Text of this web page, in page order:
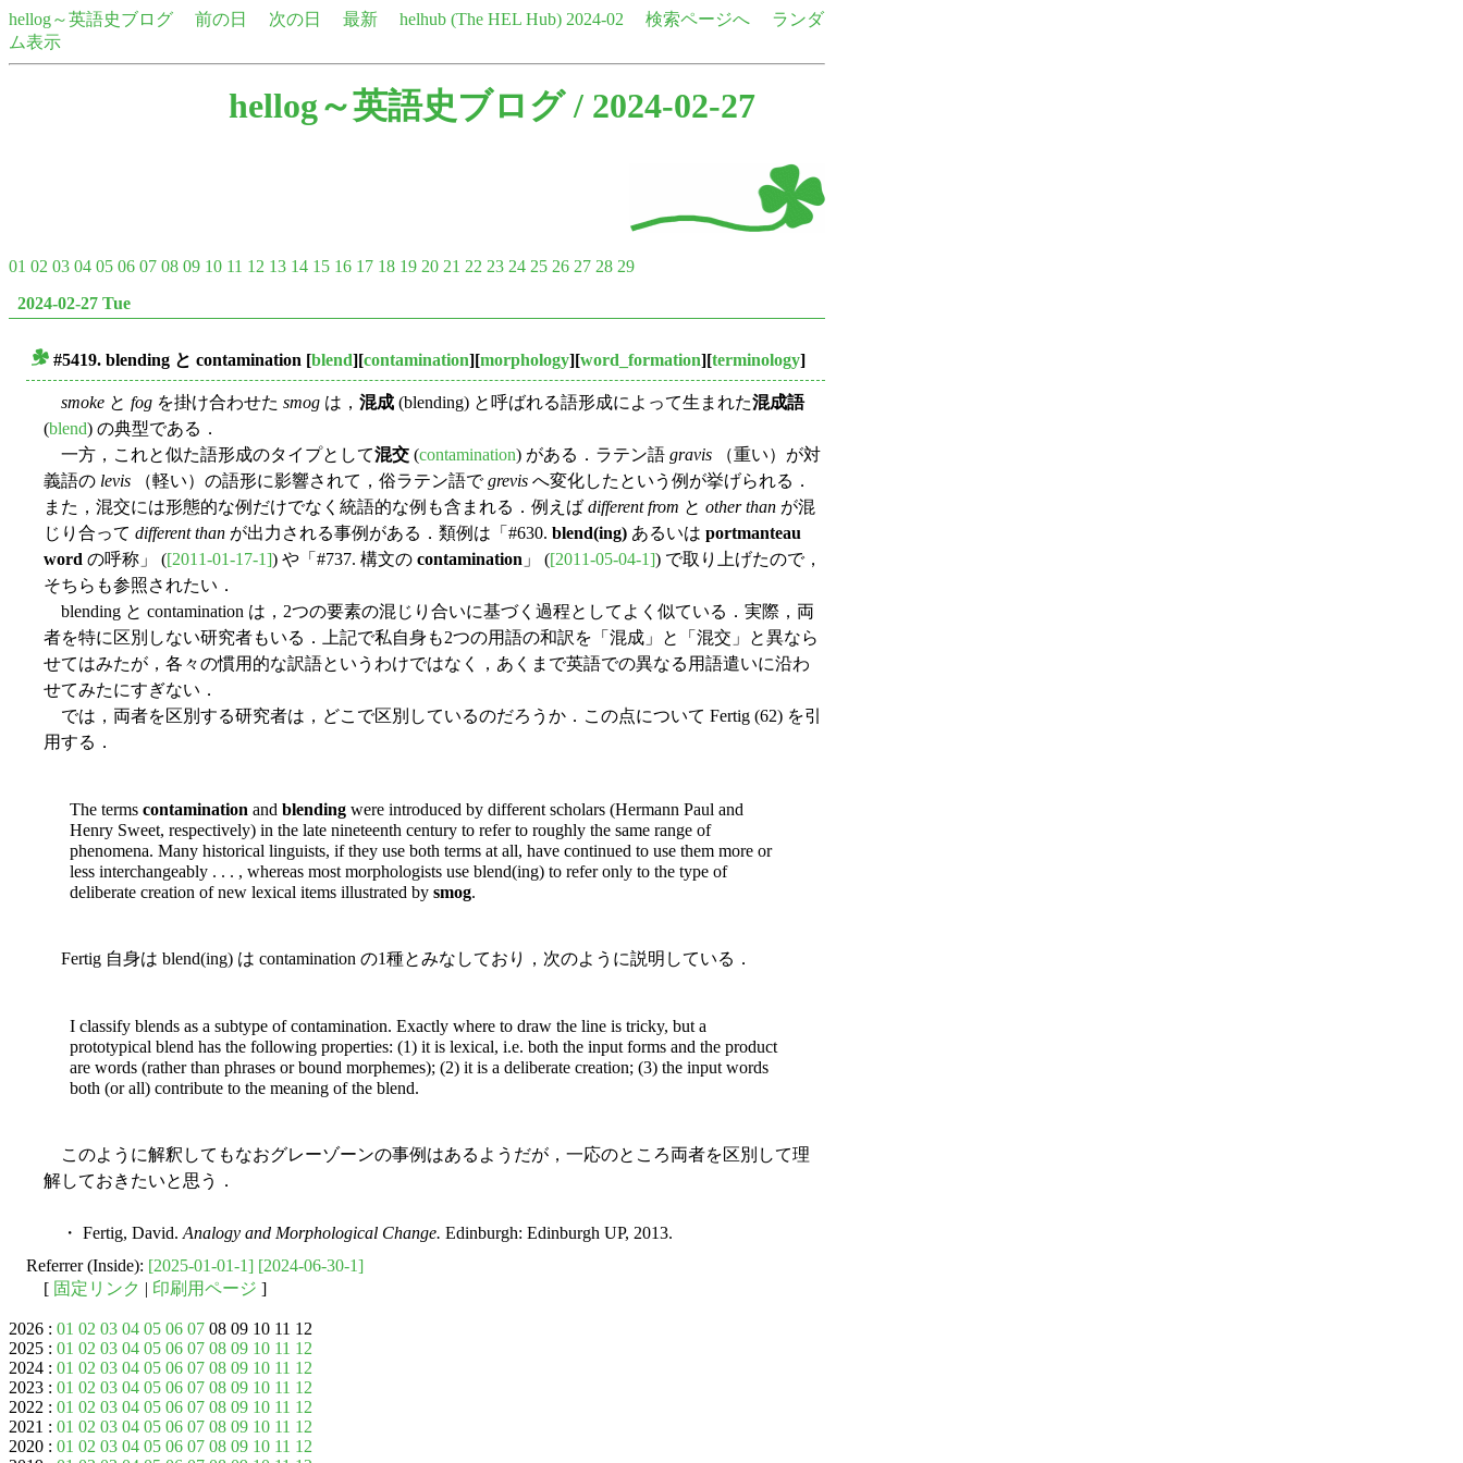
hellog～英語史ブログ 前の日 次の日 最新 helhub (The HEL Hub) 2024-02 検索ページへ
ランダ
ム表示
hellog～英語史ブログ/ 2024-02-27
01 02 03 04 05 06 07 08 09 10 11 12 13 14 15 16 17 18 19 20 21 22 23 24 25 26 27 28 29
2024-02-27 Tue
#5419. blending と contamination [blend][contamination][morphology][word_formation][terminology]
smoke と fog を掛け合わせた smog は， 混成 (blending) と呼ばれる語形成によって生まれた混成語
(blend) の典型である．
一方，これと似た語形成のタイプとして混交 (contamination) がある．ラテン語 gravis （重い）が対
義語の levis （軽い）の語形に影響されて，俗ラテン語でgrevis へ変化したという例が挙げられる．
また，混交には形態的な例だけでなく統語的な例も含まれる．例えば different from と other than が混
じり合って different than が出力される事例がある．類例は「#630. blend(ing) あるいは portmanteau
word の呼称」 ([2011-01-17-1]) や「#737. 構文の contamination 」 ([2011-05-04-1]) で取り上げたので，
そちらも参照されたい．
blending と contamination は，2つの要素の混じり合いに基づく過程としてよく似ている．実際，両
者を特に区別しない研究者もいる．上記で私自身も2つの用語の和訳を「混成」と「混交」と異なら
せてはみたが，各々の慣用的な訳語というわけではなく，あくまで英語での異なる用語遣いに沿わ
せてみたにすぎない．
では，両者を区別する研究者は，どこで区別しているのだろうか．この点について Fertig (62) を引
用する．
The terms contamination and blending were introduced by different scholars (Hermann Paul and
Henry Sweet, respectively) in the late nineteenth century to refer to roughly the same range of
phenomena. Many historical linguists, if they use both terms at all, have continued to use them more or
less interchangeably . . . , whereas most morphologists use blend(ing) to refer only to the type of
deliberate creation of new lexical items illustrated by smog.
Fertig 自身は blend(ing) は contamination の1種とみなしており，次のように説明している．
I classify blends as a subtype of contamination. Exactly where to draw the line is tricky, but a
prototypical blend has the following properties: (1) it is lexical, i.e. both the input forms and the product
are words (rather than phrases or bound morphemes); (2) it is a deliberate creation; (3) the input words
both (or all) contribute to the meaning of the blend.
このように解釈してもなおグレーゾーンの事例はあるようだが，一応のところ両者を区別して理
解しておきたいと思う．
・ Fertig, David. Analogy and Morphological Change. Edinburgh: Edinburgh UP, 2013.
Referrer (Inside): [2025-01-01-1] [2024-06-30-1]
[ 固定リンク | 印刷用ページ ]
2026 : 01 02 03 04 05 06 07 08 09 10 11 12
2025 : 01 02 03 04 05 06 07 08 09 10 11 12
2024 : 01 02 03 04 05 06 07 08 09 10 11 12
2023 : 01 02 03 04 05 06 07 08 09 10 11 12
2022 : 01 02 03 04 05 06 07 08 09 10 11 12
2021 : 01 02 03 04 05 06 07 08 09 10 11 12
2020 : 01 02 03 04 05 06 07 08 09 10 11 12